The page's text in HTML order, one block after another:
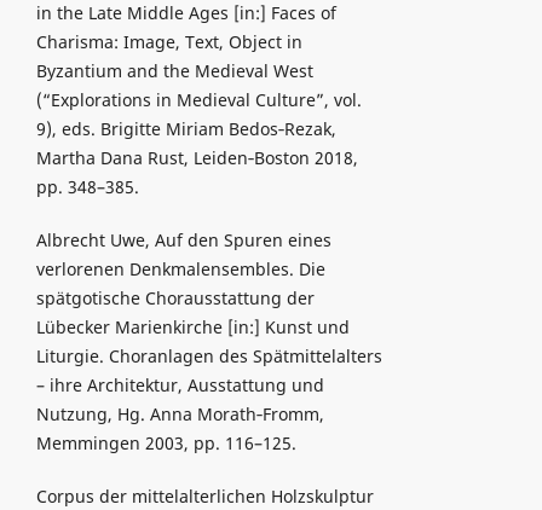
in the Late Middle Ages [in:] Faces of
Charisma: Image, Text, Object in
Byzantium and the Medieval West
(“Explorations in Medieval Culture”, vol.
9), eds. Brigitte Miriam Bedos‑Rezak,
Martha Dana Rust, Leiden‑Boston 2018,
pp. 348–385.
Albrecht Uwe, Auf den Spuren eines
verlorenen Denkmalensembles. Die
spätgotische Chorausstattung der
Lübecker Marienkirche [in:] Kunst und
Liturgie. Choranlagen des Spätmittelalters
– ihre Architektur, Ausstattung und
Nutzung, Hg. Anna Morath‑Fromm,
Memmingen 2003, pp. 116–125.
Corpus der mittelalterlichen Holzskulptur